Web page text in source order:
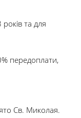
та для
передоплати,
Св. Миколая.